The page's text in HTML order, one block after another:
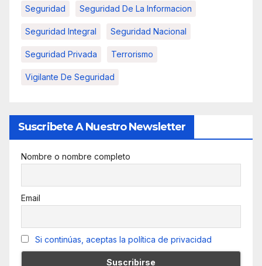
Seguridad Seguridad De La Informacion
Seguridad Integral Seguridad Nacional
Seguridad Privada Terrorismo
Vigilante De Seguridad
Suscribete A Nuestro Newsletter
Nombre o nombre completo
Email
Si continúas, aceptas la política de privacidad